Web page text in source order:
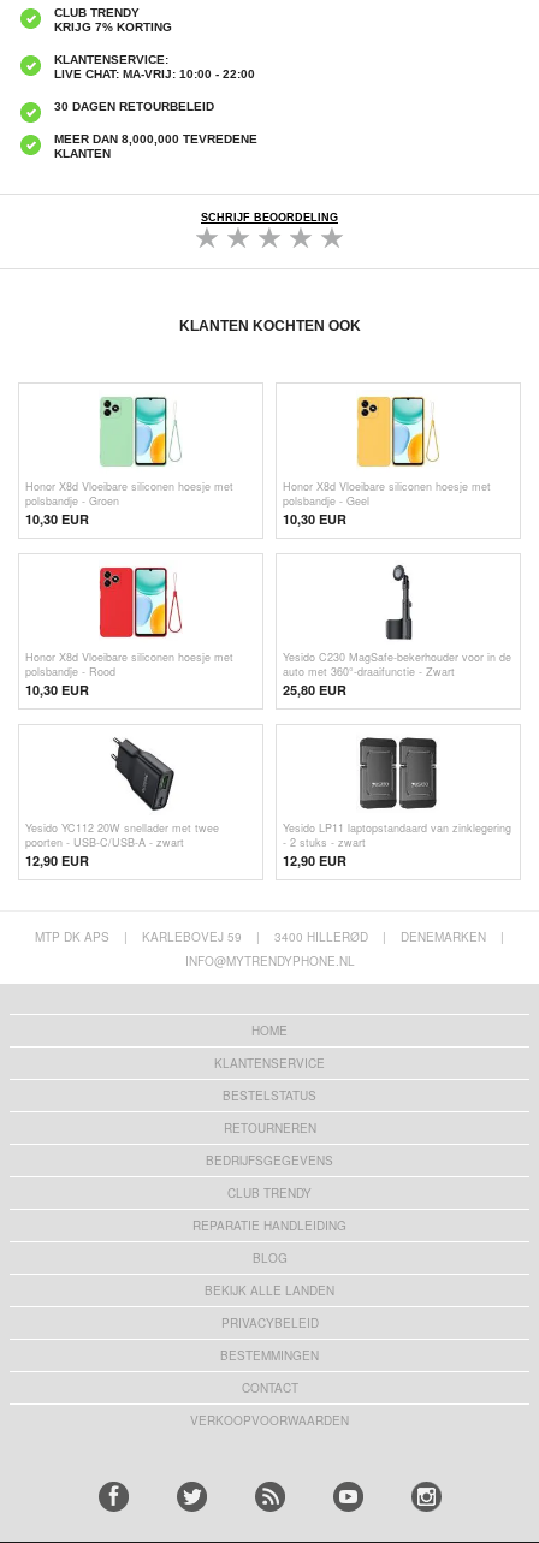
CLUB TRENDY
KRIJG 7% KORTING
KLANTENSERVICE:
LIVE CHAT: MA-VRIJ: 10:00 - 22:00
30 DAGEN RETOURBELEID
MEER DAN 8,000,000 TEVREDENE
KLANTEN
SCHRIJF BEOORDELING
KLANTEN KOCHTEN OOK
Honor X8d Vloeibare siliconen hoesje met
polsbandje - Groen
10,30 EUR
Honor X8d Vloeibare siliconen hoesje met
polsbandje - Geel
10,30 EUR
Honor X8d Vloeibare siliconen hoesje met
polsbandje - Rood
10,30 EUR
Yesido C230 MagSafe-bekerhouder voor in de
auto met 360°-draaifunctie - Zwart
25,80 EUR
Yesido YC112 20W snellader met twee
poorten - USB-C/USB-A - zwart
12,90 EUR
Yesido LP11 laptopstandaard van zinklegering
- 2 stuks - zwart
12,90 EUR
MTP DK APS | KARLEBOVEJ 59 | 3400 HILLERØD | DENEMARKEN
|
INFO@MYTRENDYPHONE.NL
HOME
KLANTENSERVICE
BESTELSTATUS
RETOURNEREN
BEDRIJFSGEGEVENS
CLUB TRENDY
REPARATIE HANDLEIDING
BLOG
BEKIJK ALLE LANDEN
PRIVACYBELEID
BESTEMMINGEN
CONTACT
VERKOOPVOORWAARDEN